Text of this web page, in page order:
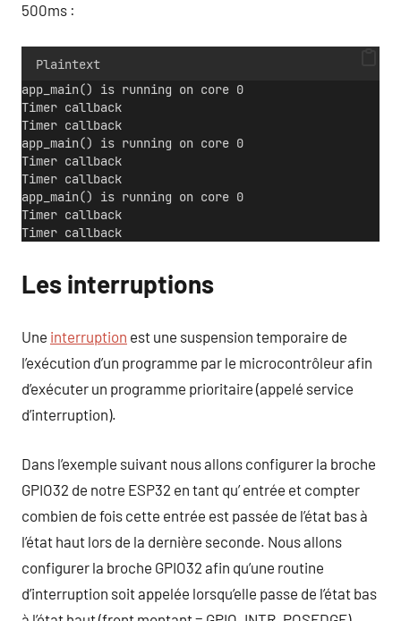
500ms :
Plaintext
app_main() is running on core 0
Timer callback
Timer callback
app_main() is running on core 0
Timer callback
Timer callback
app_main() is running on core 0
Timer callback
Timer callback
Les interruptions
Une interruption est une suspension temporaire de
l’exécution d’un programme par le microcontrôleur afin
d’exécuter un programme prioritaire (appelé service
d’interruption).
Dans l’exemple suivant nous allons configurer la broche
GPIO32 de notre ESP32 en tant qu’ entrée et compter
combien de fois cette entrée est passée de l’état bas à
l’état haut lors de la dernière seconde. Nous allons
configurer la broche GPIO32 afin qu’une routine
d’interruption soit appelée lorsqu’elle passe de l’état bas